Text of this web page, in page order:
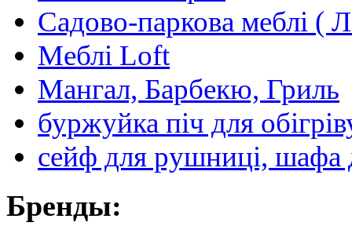
Садово-паркова меблі (
Меблі Loft
Мангал, Барбекю, Гриль
буржуйка піч для
сейф для рушниці, шафа
Бренды: